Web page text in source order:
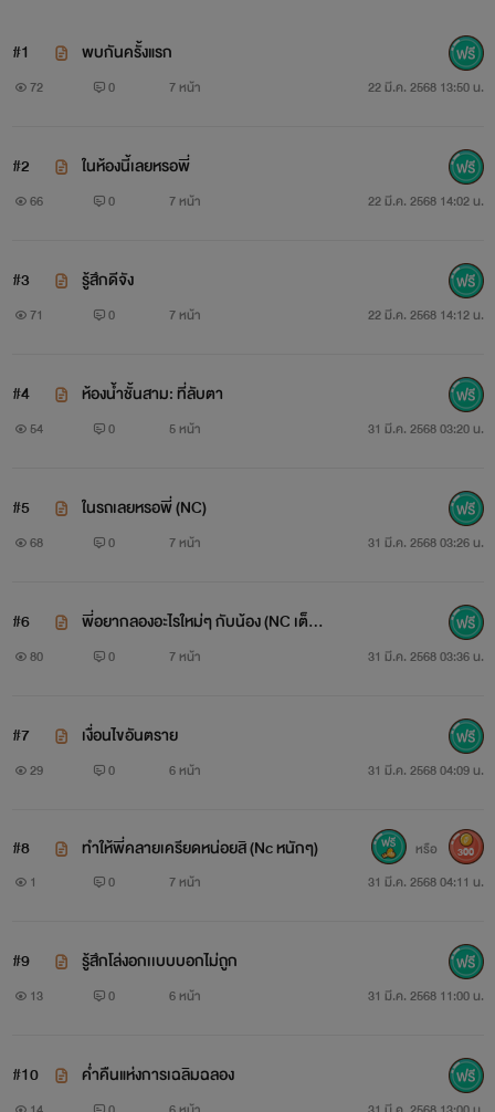
#1 พบกันครั้งแรก
72 0 7 หน้า 22 มี.ค. 2568 13:50 น.
#2 ในห้องนี้เลยหรอพี่
66 0 7 หน้า 22 มี.ค. 2568 14:02 น.
#3 รู้สึกดีจัง
71 0 7 หน้า 22 มี.ค. 2568 14:12 น.
#4 ห้องน้ำชั้นสาม: ที่ลับตา
54 0 5 หน้า 31 มี.ค. 2568 03:20 น.
#5 ในรถเลยหรอพี่ (NC)
68 0 7 หน้า 31 มี.ค. 2568 03:26 น.
#6
พี่อยากลองอะไรใหม่ๆ กับน้อง (NC เต็ม
สูบบ)
80 0 7 หน้า 31 มี.ค. 2568 03:36 น.
#7 เงื่อนไขอันตราย
29 0 6 หน้า 31 มี.ค. 2568 04:09 น.
#8 ทำให้พี่คลายเครียดหน่อยสิ (Nc หนักๆ)
1 0 7 หน้า 31 มี.ค. 2568 04:11 น.
หรือ 300
#9 รู้สึกโล่งอกเเบบบอกไม่ถูก
13 0 6 หน้า 31 มี.ค. 2568 11:00 น.
#10 ค่ำคืนแห่งการเฉลิมฉลอง